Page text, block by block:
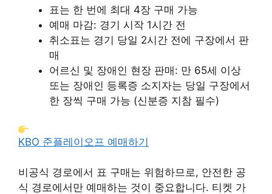
표는 한 번에 최대 4장 구매 가능
예매 마감: 경기 시작 1시간 전
취소표는 경기 당일 2시간 전에 구장에서 판
매
어르신 및 장애인 현장 판매: 만 65세 이상
또는 장애인 등록증 소지자는 당일 구장에서
한 장씩 구매 가능 (신분증 지참 필수)
KBO 준플레이오프 예매하기
비공식 경로에서 표 구매는 위험하므로, 안전한 공
식 경로에서만 예매하는 것이 중요합니다. 티켓 가